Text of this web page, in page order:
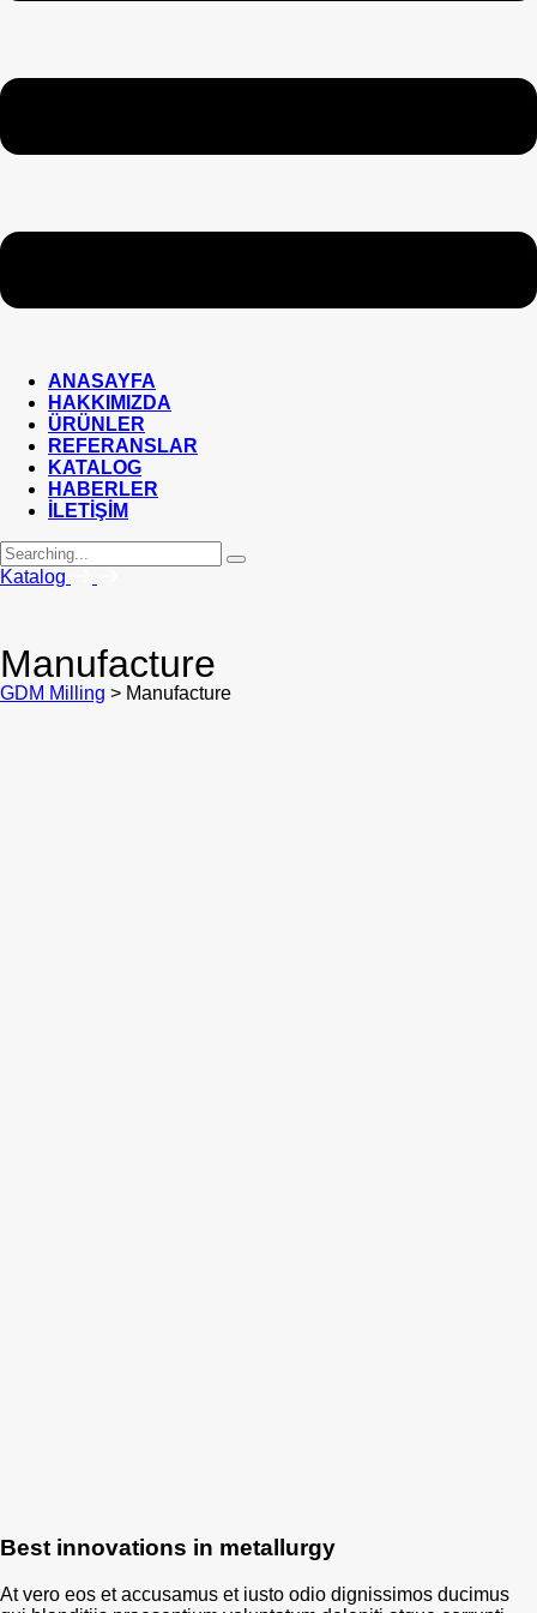
ANASAYFA
HAKKIMIZDA
ÜRÜNLER
REFERANSLAR
KATALOG
HABERLER
İLETİŞİM
Search
for:
Katalog
Manufacture
GDM Milling > Manufacture
Best innovations in metallurgy
At vero eos et accusamus et iusto odio dignissimos ducimus